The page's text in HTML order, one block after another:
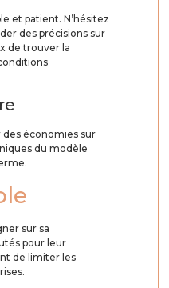
et patient. N’hésitez
des précisions sur
de trouver la
économies sur
du modèle
sur sa
pour leur
de limiter les